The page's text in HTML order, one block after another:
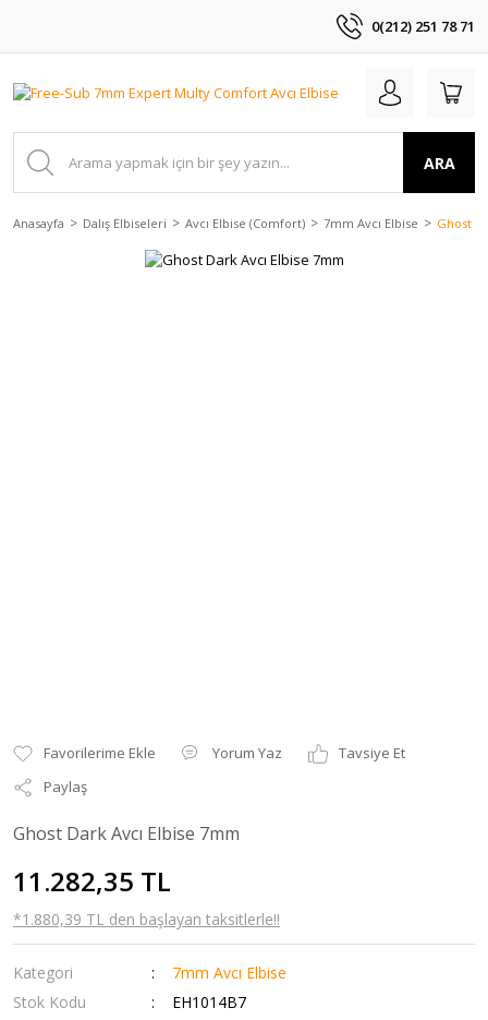
0(212) 251 78 71
ARA
Anasayfa Dalış Elbiseleri Avcı Elbise (Comfort) 7mm Avcı Elbise Ghost
Yorum Yaz
Tavsiye Et
Paylaş
Ghost Dark Avcı Elbise 7mm
11.282,35 TL
*1.880,39 TL den başlayan taksitlerle!!
Kategori
7mm Avcı Elbise
Stok Kodu
EH1014B7